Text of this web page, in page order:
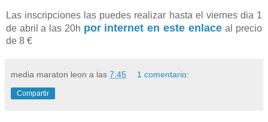
Las inscripciones las puedes realizar hasta el viernes dia 1
de abril a las 20h por internet en este enlaceal precio
de 8 €
media maraton leon a las 7:45 1 comentario:
Compartir